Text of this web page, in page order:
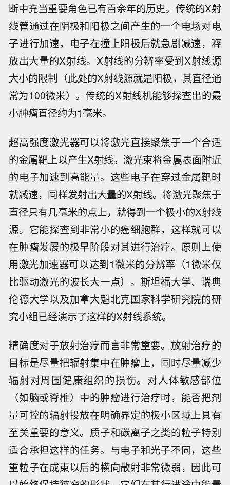
断中充当重要角色已有百余年的历史。传统的X射
线管通过在阴极和阳极之间产生的一个电场对电
子进行加速，电子在撞上阳极后就急剧减速，释
放出大量的X射线。X射线的分辨率受到X射线源
大小的限制（此处的X射线源就是阳极，其直径通
常为100微米）。传统的X射线机能够探查出的最
小肿瘤直径约为1毫米。
超高强度激光器可以将激光直接聚焦于一个合适
的金属靶上以产生X射线。激光束将金属表面附近
的电子加速到高能量。这些电子在穿过金属靶时
就减速，同样发射出大量的X射线。将激光聚焦于
直径只有几毫米的点上，就得到一个极小的X射线
源。它能探查到非常小的癌细胞群，这样就可以
在肿瘤发展的极早阶段对其进行治疗。原则上使
用激光加速器可以达到1微米的分辨率（1微米仅
比驱动激光的波长大一点）。斯坦福大学、瑞典
伦德大学以及加拿大魁北克国家科学研究院的研
究小组已经演示了这样的X射线系统。
精确度对于放射治疗而言非常重要。放射治疗的
目标是尽量把辐射集中在肿瘤上，同时尽量减少
辐射对周围健康组织的损伤。对人体敏感部位
（如脑或脊椎）中的肿瘤进行治疗时，能否把剂
量可控的辐射投放在明确界定的极小区域上具有
至关重要的意义。质子和碳离子之类的粒子特别
适合承担这样的任务。与电子和光子不同，这些
重粒子在成束以后的横向散射非常微弱，因此可